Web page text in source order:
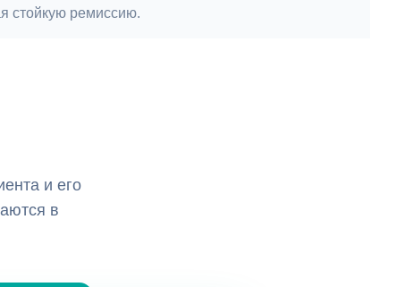
стойкую ремиссию.
и его
в